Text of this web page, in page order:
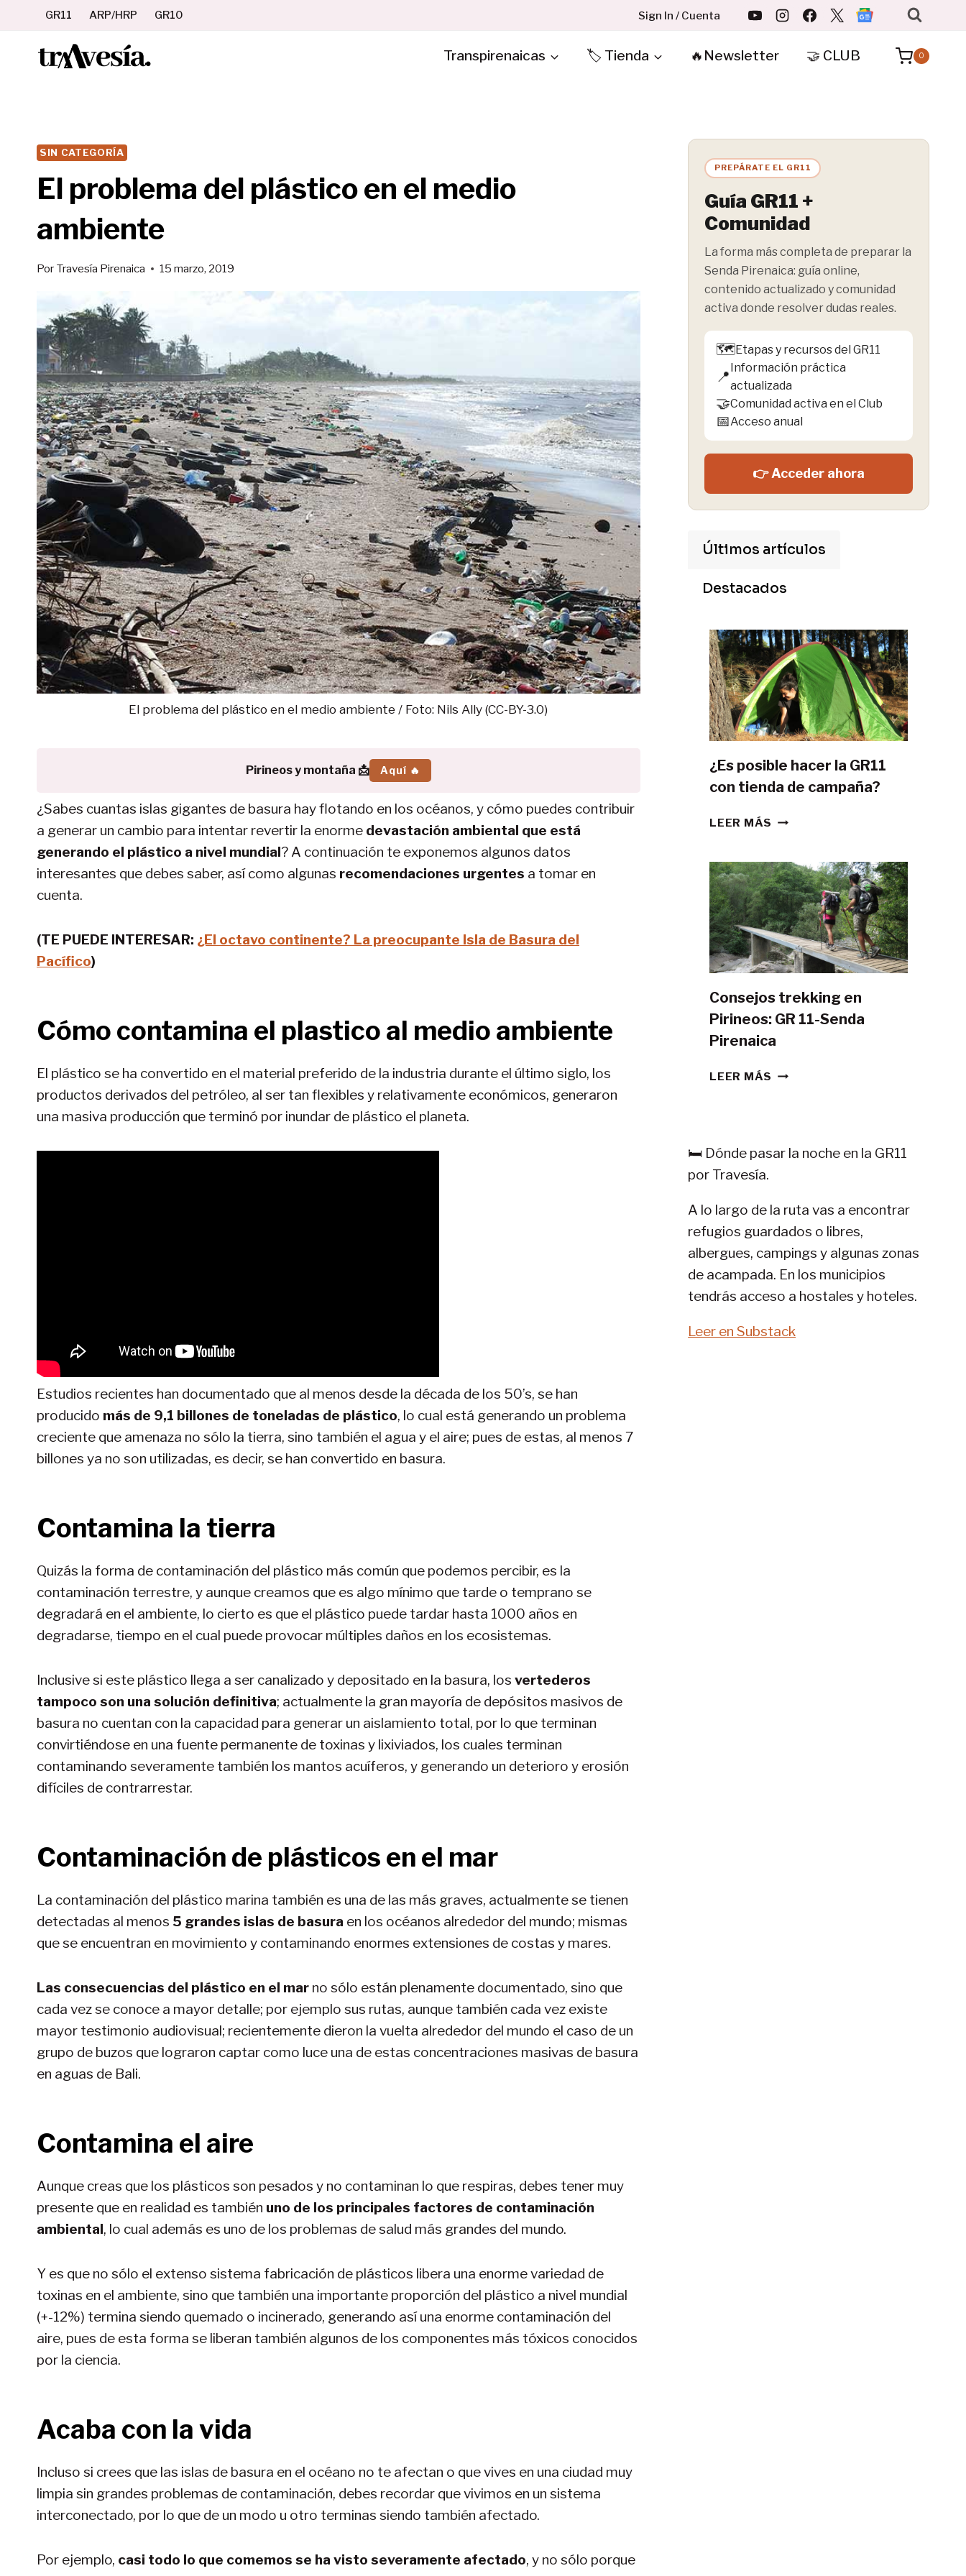
contenido
GR11 ARP/HRP GR10 Sign In / Cuenta
Transpirenaicas 🏷️ Tienda 🔥Newsletter 🤝 CLUB 0
SIN CATEGORÍA
El problema del plástico en el medio
ambiente
Por Travesía Pirenaica 15 marzo, 2019
El problema del plástico en el medio ambiente / Foto: Nils Ally (CC-BY-3.0)
Pirineos y montaña 📩 Aquí 🔥
¿Sabes cuantas islas gigantes de basura hay flotando en los océanos, y cómo puedes contribuir
a generar un cambio para intentar revertir la enorme devastación ambiental que está
generando el plástico a nivel mundial? A continuación te exponemos algunos datos
interesantes que debes saber, así como algunas recomendaciones urgentes a tomar en
cuenta.
(TE PUEDE INTERESAR: ¿El octavo continente? La preocupante Isla de Basura del
Pacífico)
Cómo contamina el plastico al medio ambiente
El plástico se ha convertido en el material preferido de la industria durante el último siglo, los
productos derivados del petróleo, al ser tan flexibles y relativamente económicos, generaron
una masiva producción que terminó por inundar de plástico el planeta.
Estudios recientes han documentado que al menos desde la década de los 50’s, se han
producido más de 9,1 billones de toneladas de plástico, lo cual está generando un problema
creciente que amenaza no sólo la tierra, sino también el agua y el aire; pues de estas, al menos 7
billones ya no son utilizadas, es decir, se han convertido en basura.
Contamina la tierra
Quizás la forma de contaminación del plástico más común que podemos percibir, es la
contaminación terrestre, y aunque creamos que es algo mínimo que tarde o temprano se
degradará en el ambiente, lo cierto es que el plástico puede tardar hasta 1000 años en
degradarse, tiempo en el cual puede provocar múltiples daños en los ecosistemas.
Inclusive si este plástico llega a ser canalizado y depositado en la basura, los vertederos
tampoco son una solución definitiva; actualmente la gran mayoría de depósitos masivos de
basura no cuentan con la capacidad para generar un aislamiento total, por lo que terminan
convirtiéndose en una fuente permanente de toxinas y lixiviados, los cuales terminan
contaminando severamente también los mantos acuíferos, y generando un deterioro y erosión
difíciles de contrarrestar.
Contaminación de plásticos en el mar
La contaminación del plástico marina también es una de las más graves, actualmente se tienen
detectadas al menos 5 grandes islas de basura en los océanos alrededor del mundo; mismas
que se encuentran en movimiento y contaminando enormes extensiones de costas y mares.
Las consecuencias del plástico en el mar no sólo están plenamente documentado, sino que
cada vez se conoce a mayor detalle; por ejemplo sus rutas, aunque también cada vez existe
mayor testimonio audiovisual; recientemente dieron la vuelta alrededor del mundo el caso de un
grupo de buzos que lograron captar como luce una de estas concentraciones masivas de basura
en aguas de Bali.
Contamina el aire
Aunque creas que los plásticos son pesados y no contaminan lo que respiras, debes tener muy
presente que en realidad es también uno de los principales factores de contaminación
ambiental, lo cual además es uno de los problemas de salud más grandes del mundo.
Y es que no sólo el extenso sistema fabricación de plásticos libera una enorme variedad de
toxinas en el ambiente, sino que también una importante proporción del plástico a nivel mundial
(+-12%) termina siendo quemado o incinerado, generando así una enorme contaminación del
aire, pues de esta forma se liberan también algunos de los componentes más tóxicos conocidos
por la ciencia.
Acaba con la vida
Incluso si crees que las islas de basura en el océano no te afectan o que vives en una ciudad muy
limpia sin grandes problemas de contaminación, debes recordar que vivimos en un sistema
interconectado, por lo que de un modo u otro terminas siendo también afectado.
Por ejemplo, casi todo lo que comemos se ha visto severamente afectado, y no sólo porque
PREPÁRATE EL GR11
Guía GR11 +
Comunidad
La forma más completa de preparar la
Senda Pirenaica: guía online,
contenido actualizado y comunidad
activa donde resolver dudas reales.
🗺️Etapas y recursos del GR11
📍
Información práctica
actualizada
🤝Comunidad activa en el Club
📅Acceso anual
👉 Acceder ahora
Últimos artículos
Destacados
¿Es posible hacer la GR11
con tienda de campaña?
LEER MÁS ¿ES
LA
GR11
CON
TIENDA
DE
CAMPAÑA?
Consejos trekking en
Pirineos: GR 11-Senda
Pirenaica
LEER MÁS CONSEJOS
11-
🛏️ Dónde pasar la noche en la GR11
por Travesía.
A lo largo de la ruta vas a encontrar
refugios guardados o libres,
albergues, campings y algunas zonas
de acampada. En los municipios
tendrás acceso a hostales y hoteles.
Leer en Substack